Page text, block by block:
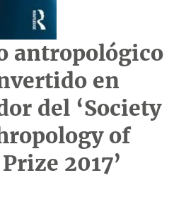
antropológico
en
del ‘Society
of
2017’